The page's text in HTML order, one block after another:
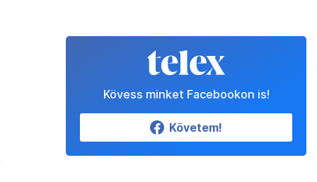
Kövess minket Facebookon is!
Követem!